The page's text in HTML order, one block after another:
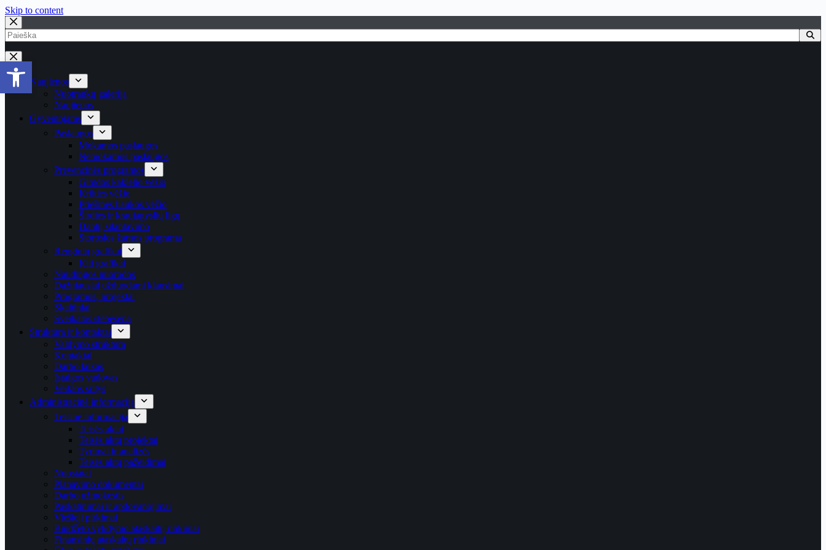
Skip to content
Naujienos
Nuotraukų galerija
Naujienos
Gyventojams
Paslaugos
Mokamos paslaugos
Nemokamos paslaugos
Prevencinės programos
Gimdos kaklelio vėžio
Krūties vėžio
Priešinės liaukos vėžio
Širdies ir kraujagyslių ligų
Dantų silantavimo
Storosios žarnos programa
Renginių grafikai
Kiti grafikai
Naudingos nuorodos
Dažniausiai užduodami klausimai
Programos, projektai
Skaitiniai
Sveikatos stebėsena
Struktūra ir kontaktai
Valdymo struktūra
Kontaktai
Darbo laikas
Įstaigos vadovas
Veiklos sritys
Administracinė informacija
Teisinė informacija
Teisės aktai
Teisės aktų projektai
Tyrimai ir analizės
Teisės aktų pažeidimai
Nuostatai
Planavimo dokumentai
Darbo užmokestis
Paskatinimai ir apdovanojimai
Viešieji pirkimai
Biudžeto vykdymo ataskaitų rinkiniai
Finansinių ataskaitų rinkiniai
Open toolbar